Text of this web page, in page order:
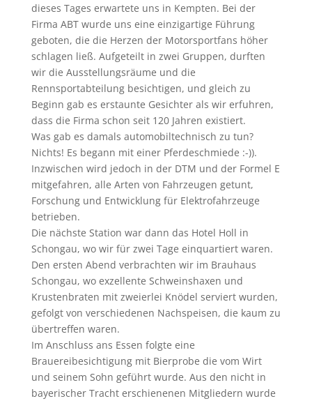
dieses Tages erwartete uns in Kempten. Bei der
Firma ABT wurde uns eine einzigartige Führung
geboten, die die Herzen der Motorsportfans höher
schlagen ließ. Aufgeteilt in zwei Gruppen, durften
wir die Ausstellungsräume und die
Rennsportabteilung besichtigen, und gleich zu
Beginn gab es erstaunte Gesichter als wir erfuhren,
dass die Firma schon seit 120 Jahren existiert.
Was gab es damals automobiltechnisch zu tun?
Nichts! Es begann mit einer Pferdeschmiede :-)).
Inzwischen wird jedoch in der DTM und der Formel E
mitgefahren, alle Arten von Fahrzeugen getunt,
Forschung und Entwicklung für Elektrofahrzeuge
betrieben.
Die nächste Station war dann das Hotel Holl in
Schongau, wo wir für zwei Tage einquartiert waren.
Den ersten Abend verbrachten wir im Brauhaus
Schongau, wo exzellente Schweinshaxen und
Krustenbraten mit zweierlei Knödel serviert wurden,
gefolgt von verschiedenen Nachspeisen, die kaum zu
übertreffen waren.
Im Anschluss ans Essen folgte eine
Brauereibesichtigung mit Bierprobe die vom Wirt
und seinem Sohn geführt wurde. Aus den nicht in
bayerischer Tracht erschienenen Mitgliedern wurde